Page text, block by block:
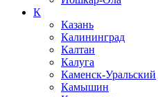
К
Казань
Калининград
Калтан
Калуга
Каменск-Уральский
Камышин